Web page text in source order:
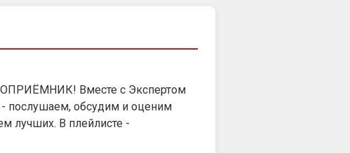
Вместе с Экспертом
послушаем, обсудим и оценим
лучших. В плейлисте -